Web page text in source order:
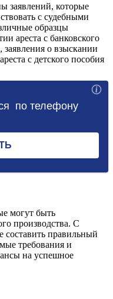
заявлений, которые
с судебными
образцы
ареста с банковского
заявления о взыскании
с детского пособия
могут быть
производства. С
правильный
требования и
на успешное